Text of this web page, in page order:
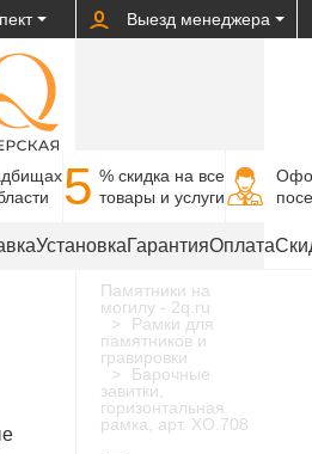
Выезд менеджера
5 % cкидка на все
товары и услуги
УстановкаГарантияОплата
Памятники на
могилу - 2q.ru
Рамки для
памятников и
гравировки
Барочные
завитки,
горизонтальная
рамка, арт. XO.708